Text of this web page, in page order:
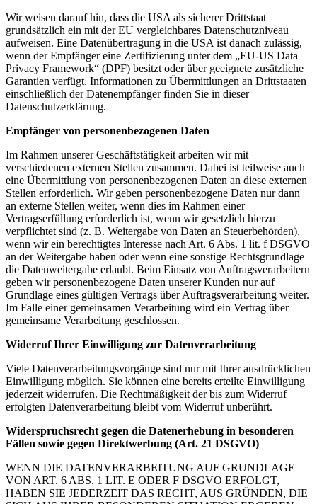
Wir weisen darauf hin, dass die USA als sicherer Drittstaat
grundsätzlich ein mit der EU vergleichbares Datenschutzniveau
aufweisen. Eine Datenübertragung in die USA ist danach zulässig,
wenn der Empfänger eine Zertifizierung unter dem „EU-US Data
Privacy Framework“ (DPF) besitzt oder über geeignete zusätzliche
Garantien verfügt. Informationen zu Übermittlungen an Drittstaaten
einschließlich der Datenempfänger finden Sie in dieser
Datenschutzerklärung.
Empfänger von personenbezogenen Daten
Im Rahmen unserer Geschäftstätigkeit arbeiten wir mit
verschiedenen externen Stellen zusammen. Dabei ist teilweise auch
eine Übermittlung von personenbezogenen Daten an diese externen
Stellen erforderlich. Wir geben personenbezogene Daten nur dann
an externe Stellen weiter, wenn dies im Rahmen einer
Vertragserfüllung erforderlich ist, wenn wir gesetzlich hierzu
verpflichtet sind (z. B. Weitergabe von Daten an Steuerbehörden),
wenn wir ein berechtigtes Interesse nach Art. 6 Abs. 1 lit. f DSGVO
an der Weitergabe haben oder wenn eine sonstige Rechtsgrundlage
die Datenweitergabe erlaubt. Beim Einsatz von Auftragsverarbeitern
geben wir personenbezogene Daten unserer Kunden nur auf
Grundlage eines gültigen Vertrags über Auftragsverarbeitung weiter.
Im Falle einer gemeinsamen Verarbeitung wird ein Vertrag über
gemeinsame Verarbeitung geschlossen.
Widerruf Ihrer Einwilligung zur Datenverarbeitung
Viele Datenverarbeitungsvorgänge sind nur mit Ihrer ausdrücklichen
Einwilligung möglich. Sie können eine bereits erteilte Einwilligung
jederzeit widerrufen. Die Rechtmäßigkeit der bis zum Widerruf
erfolgten Datenverarbeitung bleibt vom Widerruf unberührt.
Widerspruchsrecht gegen die Datenerhebung in besonderen
Fällen sowie gegen Direktwerbung (Art. 21 DSGVO)
WENN DIE DATENVERARBEITUNG AUF GRUNDLAGE
VON ART. 6 ABS. 1 LIT. E ODER F DSGVO ERFOLGT,
HABEN SIE JEDERZEIT DAS RECHT, AUS GRÜNDEN, DIE